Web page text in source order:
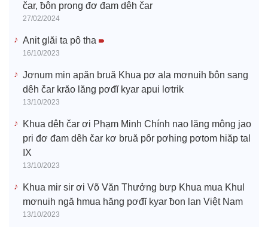
čar, ƀôn prong đơ đam dêh čar
27/02/2024
Anit glăi ta pô tha
16/10/2023
Jơnum min apăn bruă Khua pơ ala mơnuih ƀôn sang
dêh čar krăo lăng pơđĭ kyar apui lơtrik
13/10/2023
Khua dêh čar ơi Phạm Minh Chính nao lăng mông jao
pri đơ đam dêh čar kơ bruă pôr pơhing pơtom hiăp tal
IX
13/10/2023
Khua mir sir ơi Võ Văn Thưởng bưp Khua mua Khul
mơnuih ngă hmua hăng pơđĭ kyar ƀon lan Việt Nam
13/10/2023